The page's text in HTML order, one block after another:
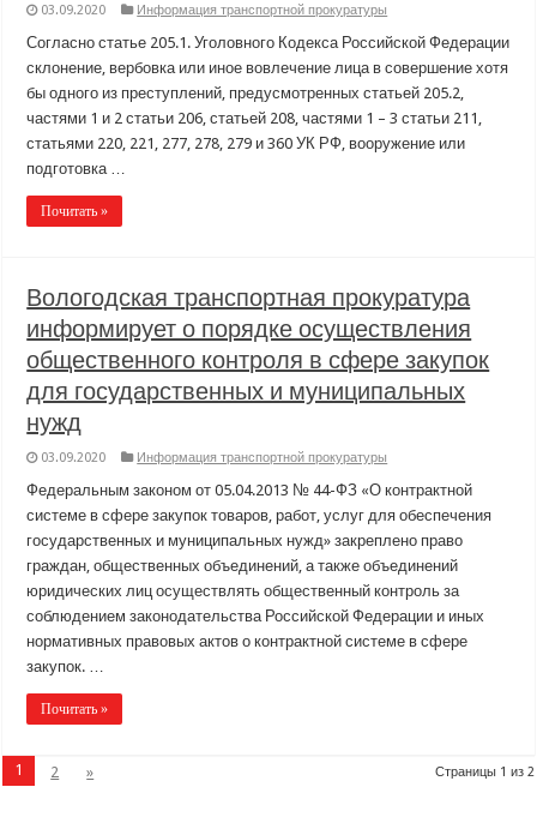
03.09.2020 Информация транспортной прокуратуры
Согласно статье 205.1. Уголовного Кодекса Российской Федерации
склонение, вербовка или иное вовлечение лица в совершение хотя
бы одного из преступлений, предусмотренных статьей 205.2,
частями 1 и 2 статьи 206, статьей 208, частями 1 – 3 статьи 211,
статьями 220, 221, 277, 278, 279 и 360 УК РФ, вооружение или
подготовка …
Почитать »
Вологодская транспортная прокуратура
информирует о порядке осуществления
общественного контроля в сфере закупок
для государственных и муниципальных
нужд
03.09.2020 Информация транспортной прокуратуры
Федеральным законом от 05.04.2013 № 44-ФЗ «О контрактной
системе в сфере закупок товаров, работ, услуг для обеспечения
государственных и муниципальных нужд» закреплено право
граждан, общественных объединений, а также объединений
юридических лиц осуществлять общественный контроль за
соблюдением законодательства Российской Федерации и иных
нормативных правовых актов о контрактной системе в сфере
закупок. …
Почитать »
Страницы 1 из 2
1 2 »